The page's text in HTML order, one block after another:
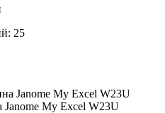
25
My Excel W23U